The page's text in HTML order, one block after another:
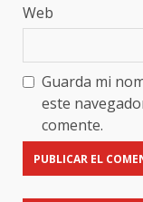
Web
Guarda mi
este
comente.